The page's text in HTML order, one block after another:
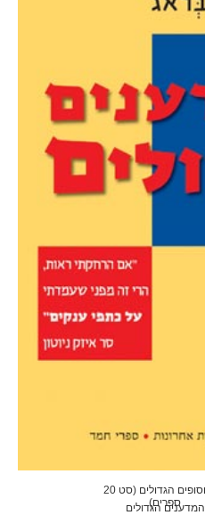
הפילוסופים הגדולים (סט 20
ספרים)
המדענים הגדולים